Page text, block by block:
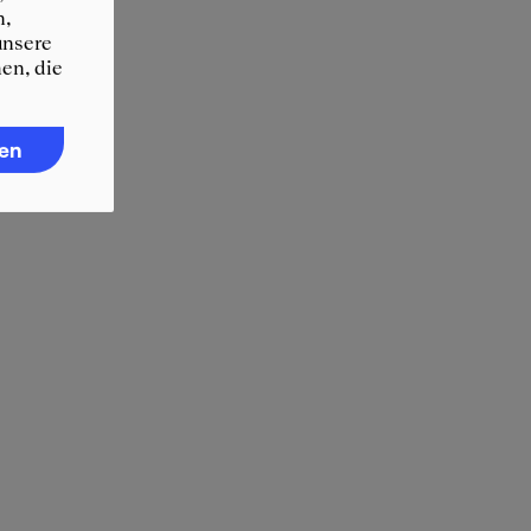
die